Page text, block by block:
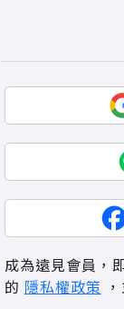
成為遠見會員，
的 隱私權政策